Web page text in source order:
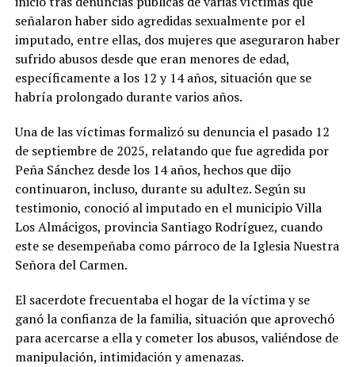
señalaron haber sido agredidas sexualmente por el
imputado, entre ellas, dos mujeres que aseguraron haber
sufrido abusos desde que eran menores de edad,
específicamente a los 12 y 14 años, situación que se
habría prolongado durante varios años.
Una de las víctimas formalizó su denuncia el pasado 12
de septiembre de 2025, relatando que fue agredida por
Peña Sánchez desde los 14 años, hechos que dijo
continuaron, incluso, durante su adultez. Según su
testimonio, conoció al imputado en el municipio Villa
Los Almácigos, provincia Santiago Rodríguez, cuando
este se desempeñaba como párroco de la Iglesia Nuestra
Señora del Carmen.
El sacerdote frecuentaba el hogar de la víctima y se
ganó la confianza de la familia, situación que aprovechó
para acercarse a ella y cometer los abusos, valiéndose de
manipulación, intimidación y amenazas.